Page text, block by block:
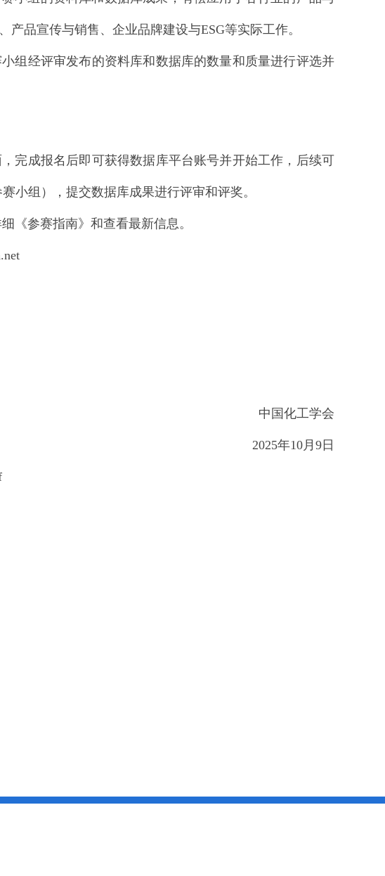
品宣传与销售、企业品牌建设与ESG等实际工作。
组经评审发布的资料库和数据库的数量和质量进行评选并
完成报名后即可获得数据库平台账号并开始工作，后续可
小组），提交数据库成果进行评审和评奖。
细《参赛指南》和查看最新信息。
中国化工学会
2025年10月9日